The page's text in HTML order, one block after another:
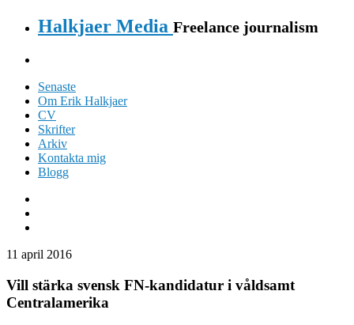
Halkjaer Media Freelance journalism
Senaste
Om Erik Halkjaer
CV
Skrifter
Arkiv
Kontakta mig
Blogg
11 april 2016
Vill stärka svensk FN-kandidatur i våldsamt
Centralamerika